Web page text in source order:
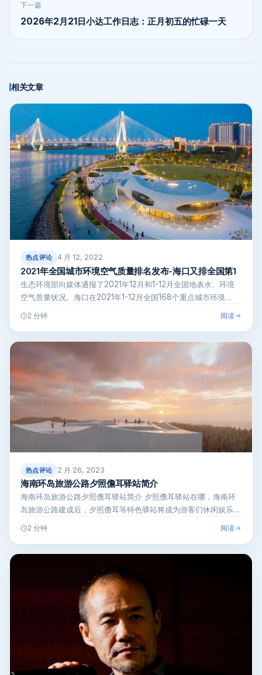
下一篇
2026年2月21日小达工作日志：正月初五的忙碌一天
相关文章
热点评论 4 月 12, 2022
2021年全国城市环境空气质量排名发布-海口又排全国第1
生态环境部向媒体通报了2021年12月和1-12月全国地表水、环境
空气质量状况。海口在2021年1-12月全国168个重点城市环境…
2 分钟 阅读
热点评论 2 月 26, 2023
海南环岛旅游公路夕照儋耳驿站简介
海南环岛旅游公路夕照儋耳驿站简介 夕照儋耳驿站在哪，海南环
岛旅游公路建成后，夕照儋耳等特色驿站将成为游客们休闲娱乐的
重要场所。很多…
2 分钟 阅读